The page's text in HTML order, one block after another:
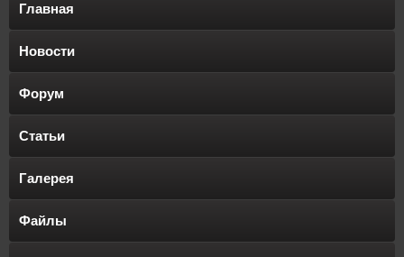
Главная
Новости
Форум
Статьи
Галерея
Файлы